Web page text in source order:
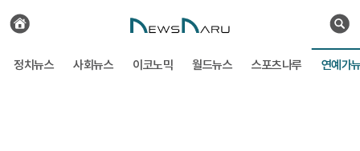
검
색
전
체
보
정치뉴스 사회뉴스 이코노믹 월드뉴스 스포츠나루 연예가